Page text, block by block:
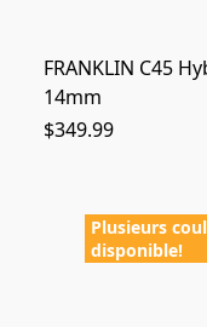
FRANKLIN C45
14mm
$349.99
Plusieurs
disponible!